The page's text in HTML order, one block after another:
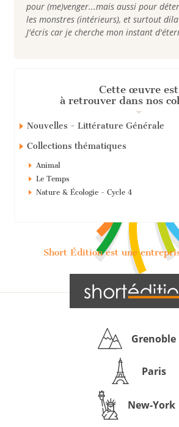
pour (me)venger...mais aussi pour
les monstres (intérieurs), et surtout
J'écris car je cherche mon instant
Cette œuvre est
à retrouver dans nos
Nouvelles - Littérature Générale
Collections thématiques
Animal
Le Temps
Nature & Écologie - Cycle 4
Short Édition est une
Grenoble
Paris
New-York